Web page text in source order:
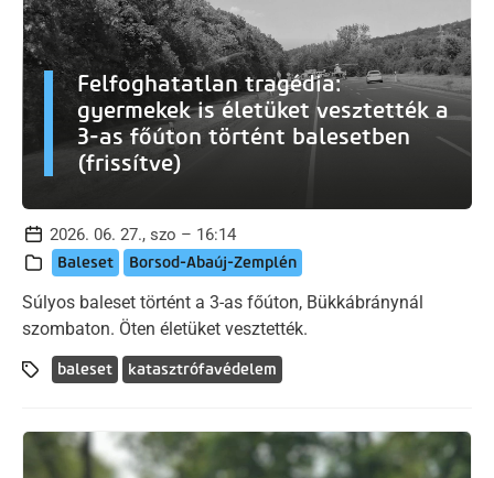
Felfoghatatlan tragédia:
gyermekek is életüket vesztették a
3-as főúton történt balesetben
(frissítve)
2026. 06. 27., szo – 16:14
Baleset Borsod-Abaúj-Zemplén
Súlyos baleset történt a 3-as főúton, Bükkábránynál
szombaton. Öten életüket vesztették.
baleset katasztrófavédelem